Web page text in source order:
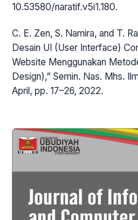
10.53580/naratif.v5i1.180.
C. E. Zen, S. Namira, and T.
Desain UI (User Interface)
Website Menggunakan
Design),” Semin. Nas. Mhs.
April, pp. 17–26, 2022.